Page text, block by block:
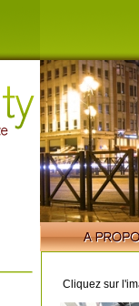
Cliquez sur